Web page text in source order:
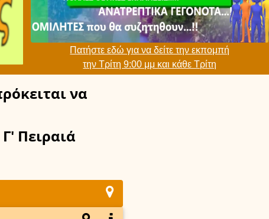
Πατήστε εδώ για να δείτε την εκπομπή
την Τρίτη 9:00 μμ και κάθε Τρίτη
να
Γ' Πειραιά